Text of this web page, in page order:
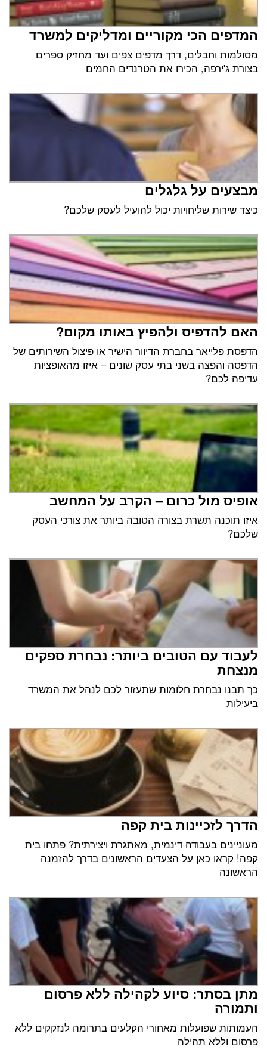
המדפים הכי מקוריים ומדליקים למשרד
מסולמות וחבלים, דרך מדפים צפים ועד מחזיק ספרים
בצורת ג'ירפה, הכירו את הטרנדים החמים
מבצעים על גלגלים
כיצד שירות שליחויות יכול להועיל לעסק שלכם?
האם להדפיס ולהפיץ באותו מקום?
הדפסת פלייאר בחברת הדיוור הישיר או פיצול השירותים של
הדפסה והפצה בשני בתי עסק שונים – איזו מהאופציות
עדיפה לכם?
אופיס מול כרום – הקרב על המחשב
איזו תוכנה תשרת בצורה הטובה ביותר את צורכי העסק
שלכם?
לעבוד עם הטובים ביותר: נבחרת ספקים
מנצחת
כך תבנו נבחרת חלומות שתעזור לכם לנהל את המשרד
ביעילות
הדרך לזכיינות בית קפה
מעוניינים בעבודה דינמית, מאתגרת ויצירתית? פתחו בית
קפה! קראו כאן על הצעדים הראשונים בדרך להזמנה
הראשונה
מתן בסתר: סיוע לקהילה ללא פרסום
ותמורה
העמותות שפועלות מאחורי הקלעים בתרומה לנזקקים ללא
פרסום וללא תהילה